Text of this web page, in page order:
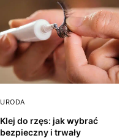
URODA
Klej do rzęs: jak wybrać
bezpieczny i trwały